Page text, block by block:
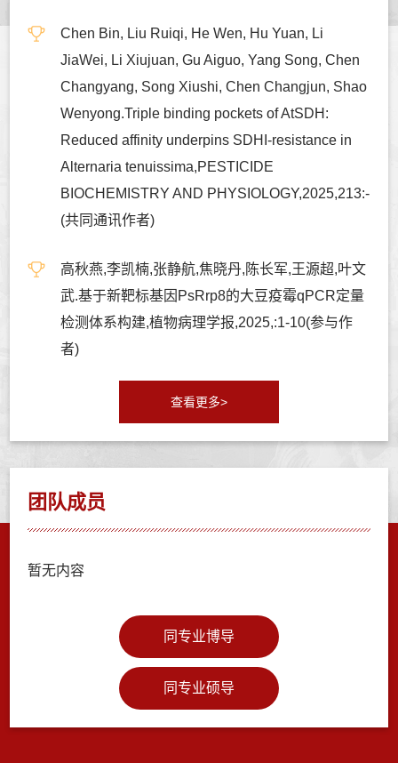
Chen Bin, Liu Ruiqi, He Wen, Hu Yuan, Li
JiaWei, Li Xiujuan, Gu Aiguo, Yang Song, Chen
Changyang, Song Xiushi, Chen Changjun, Shao
Wenyong.Triple binding pockets of AtSDH:
Reduced affinity underpins SDHI-resistance in
Alternaria tenuissima,PESTICIDE
BIOCHEMISTRY AND PHYSIOLOGY,2025,213:-
(共同通讯作者)
高秋燕,李凯楠,张静航,焦晓丹,陈长军,王源超,叶文
武.基于新靶标基因PsRrp8的大豆疫霉qPCR定量
检测体系构建,植物病理学报,2025,:1-10(参与作
者)
查看更多>
团队成员
暂无内容
同专业博导
同专业硕导